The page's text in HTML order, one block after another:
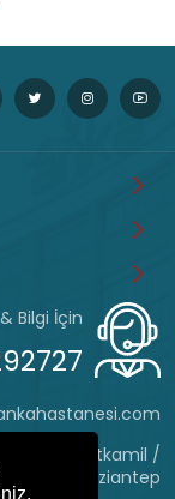
Bilgi İçin
No:162 Şehitkamil /
Gaziantep